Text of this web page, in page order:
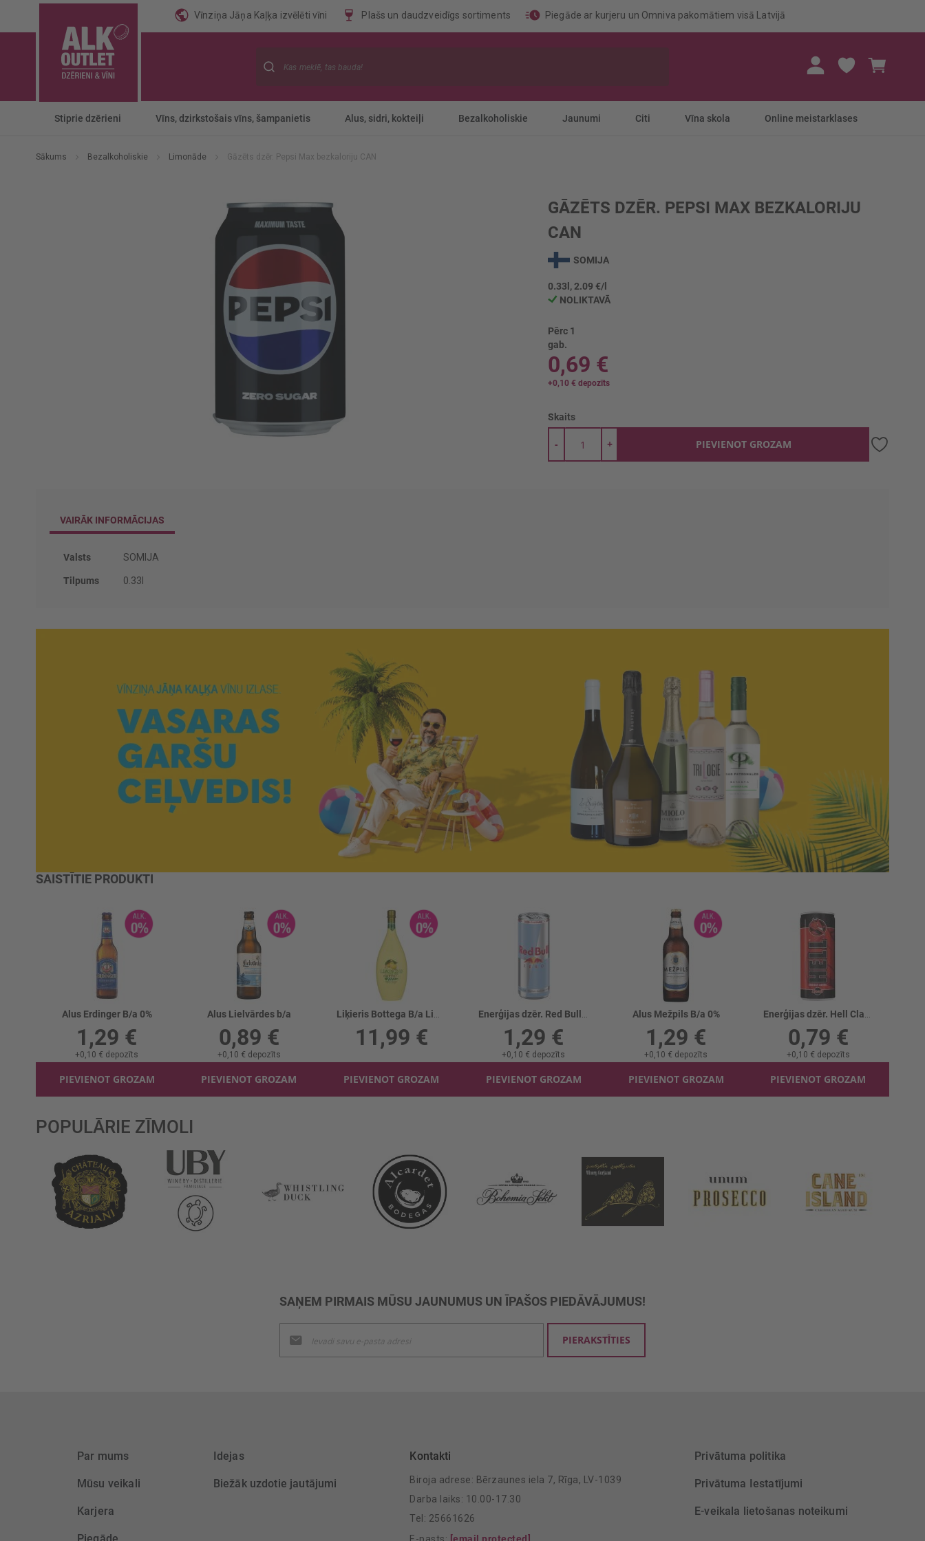
Vīnziņa Jāņa Kaļķa izvēlēti vīni Plašs un daudzveidīgs sortiments Piegāde ar kurjeru un Omniva pakomātiem visā Latvijā
Stiprie dzērieni Vīns, dzirkstošais vīns, šampanietis Alus, sidri, kokteiļi Bezalkoholiskie Jaunumi Citi Vīna skola Online meistarklases
Sākums Bezalkoholiskie Limonāde Gāzēts dzēr. Pepsi Max bezkaloriju CAN
GĀZĒTS DZĒR. PEPSI MAX BEZKALORIJU
CAN
SOMIJA
0.33l, 2.09 €/l
NOLIKTAVĀ
Pērc 1
gab.
0,69 €
+0,10 € depozīts
Skaits
+
- PIEVIENOT GROZAM
VAIRĀK INFORMĀCIJAS
Vairāk
Valsts SOMIJA
Tilpums 0.33l
SAISTĪTIE PRODUKTI
Alus Erdinger B/a 0%
1,29 €
+0,10 € depozīts
PIEVIENOT GROZAM
Alus Lielvārdes b/a
0,89 €
+0,10 € depozīts
PIEVIENOT GROZAM
Liķieris Bottega B/a Limoncino 0%
11,99 €
PIEVIENOT GROZAM
Enerģijas dzēr. Red Bull Zero skārd.
1,29 €
+0,10 € depozīts
PIEVIENOT GROZAM
Alus Mežpils B/a 0%
1,29 €
+0,10 € depozīts
PIEVIENOT GROZAM
Enerģijas dzēr. Hell Clasic
0,79 €
+0,10 € depozīts
PIEVIENOT GROZAM
POPULĀRIE ZĪMOLI
SAŅEM PIRMAIS MŪSU JAUNUMUS UN ĪPAŠOS PIEDĀVĀJUMUS!
jaunumu
saņemšanai:
PIERAKSTĪTIES
Par mums
Mūsu veikali
Karjera
Idejas
Biežāk uzdotie jautājumi
Kontakti
Biroja adrese: Bērzaunes iela 7, Rīga, LV-1039
Darba laiks: 10.00-17.30
Tel: 25661626
Privātuma politika
Privātuma Iestatījumi
E-veikala lietošanas noteikumi